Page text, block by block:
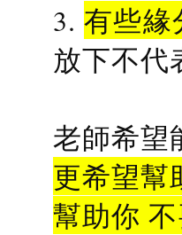
3.有些緣
放下不代
老師希望
更希望幫
幫助你